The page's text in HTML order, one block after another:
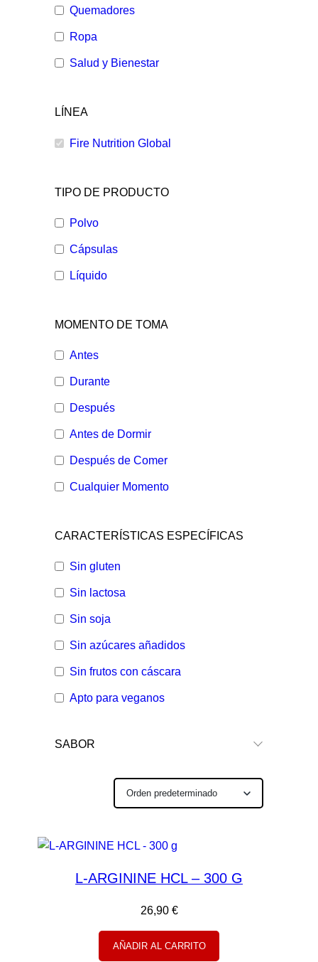
Quemadores
Ropa
Salud y Bienestar
LÍNEA
Fire Nutrition Global
TIPO DE PRODUCTO
Polvo
Cápsulas
Líquido
MOMENTO DE TOMA
Antes
Durante
Después
Antes de Dormir
Después de Comer
Cualquier Momento
CARACTERÍSTICAS ESPECÍFICAS
Sin gluten
Sin lactosa
Sin soja
Sin azúcares añadidos
Sin frutos con cáscara
Apto para veganos
SABOR
L-ARGININE HCL – 300 G
26,90 €
AÑADIR AL CARRITO